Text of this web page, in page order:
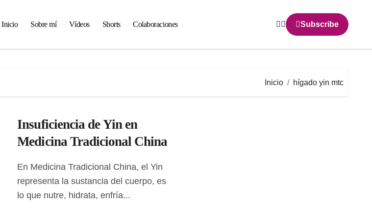
Inicio Sobre mí Vídeos Shorts Colaboraciones Subscribe
Inicio hígado yin mtc
Insuficiencia de Yin en
Medicina Tradicional China
En Medicina Tradicional China, el Yin
representa la sustancia del cuerpo, es
lo que nutre, hidrata, enfría...